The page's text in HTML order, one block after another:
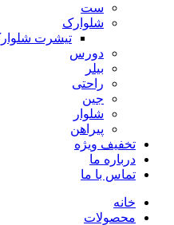
ست
شلوارک
تیشرت
دورس
بیلر
راحتی
جین
شلوار
پیراهن
تخفیف ویژه
درباره ما
تماس با ما
خانه
محصولات